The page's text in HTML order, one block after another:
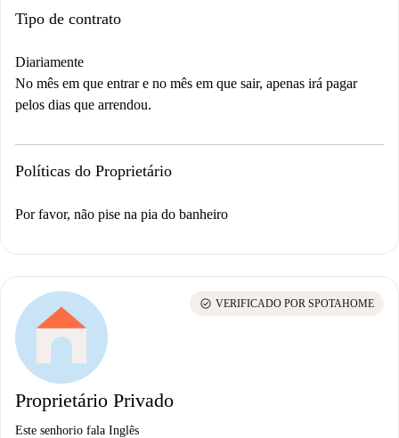
Tipo de contrato
Diariamente
No mês em que entrar e no mês em que sair, apenas irá pagar
pelos dias que arrendou.
Políticas do Proprietário
Por favor, não pise na pia do banheiro
Proprietário Privado
Este senhorio fala Inglês
check_circle VERIFICADO POR SPOTAHOME